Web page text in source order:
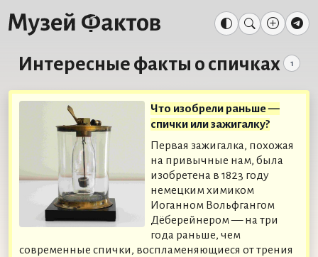
Интересные факты о спичках 1
Что изобрели раньше —
спички или зажигалку?
Первая зажигалка, похожая
на привычные нам, была
изобретена в 1823 году
немецким химиком
Иоганном Вольфгангом
Дёберейнером — на три
года раньше, чем
современные спички, воспламеняющиеся от трения